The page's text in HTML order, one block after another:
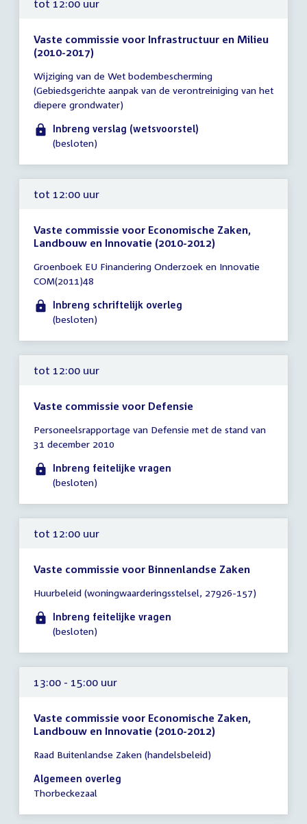
tot 12:00 uur
Vaste commissie voor Infrastructuur en Milieu
(2010-2017)
vergadering
tot
12:00
uur
Wijziging van de Wet bodembescherming
(Gebiedsgerichte aanpak van de verontreiniging van het
diepere grondwater)
Inbreng verslag (wetsvoorstel)
(besloten)
tot 12:00 uur
Vaste commissie voor Economische Zaken,
Landbouw en Innovatie (2010-2012)
vergadering
tot
12:00
uur
Groenboek EU Financiering Onderzoek en Innovatie
COM(2011)48
Inbreng schriftelijk overleg
(besloten)
tot 12:00 uur
Vaste commissie voor Defensie
vergadering
tot
12:00
uur
Personeelsrapportage van Defensie met de stand van
31 december 2010
Inbreng feitelijke vragen
(besloten)
tot 12:00 uur
Vaste commissie voor Binnenlandse Zaken
vergadering
tot
12:00
Huurbeleid (woningwaarderingsstelsel, 27926-157)
Inbreng feitelijke vragen
(besloten)
13:00 - 15:00 uur
Vaste commissie voor Economische Zaken,
Landbouw en Innovatie (2010-2012)
vergadering
13:00
-
uur
Raad Buitenlandse Zaken (handelsbeleid)
Algemeen overleg
Thorbeckezaal